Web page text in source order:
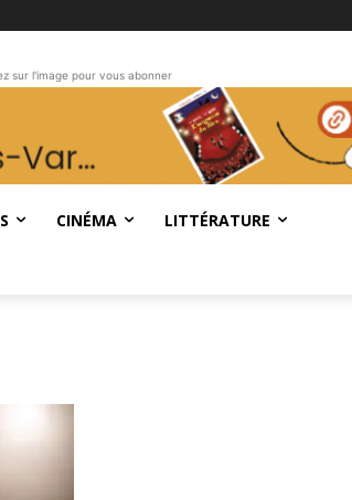
sur l'image pour vous abonner
CINÉMA LITTÉRATURE